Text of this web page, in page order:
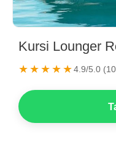
Kursi Lounger
★★★★★4.9/5.0